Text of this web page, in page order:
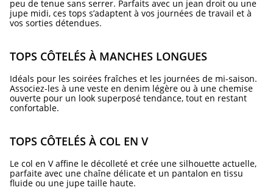
peu de tenue sans serrer. Parfaits avec un jean droit ou une
jupe midi, ces tops s’adaptent à vos journées de travail et à
vos sorties détendues.
TOPS CÔTELÉS À MANCHES LONGUES
Idéals pour les soirées fraîches et les journées de mi-saison.
Associez-les à une veste en denim légère ou à une chemise
ouverte pour un look superposé tendance, tout en restant
confortable.
TOPS CÔTELÉS À COL EN V
Le col en V affine le décolleté et crée une silhouette actuelle,
parfaite avec une chaîne délicate et un pantalon en tissu
fluide ou une jupe taille haute.